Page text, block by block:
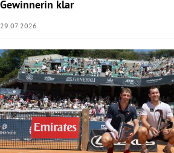
Gewinnerin klar
29.07.2026